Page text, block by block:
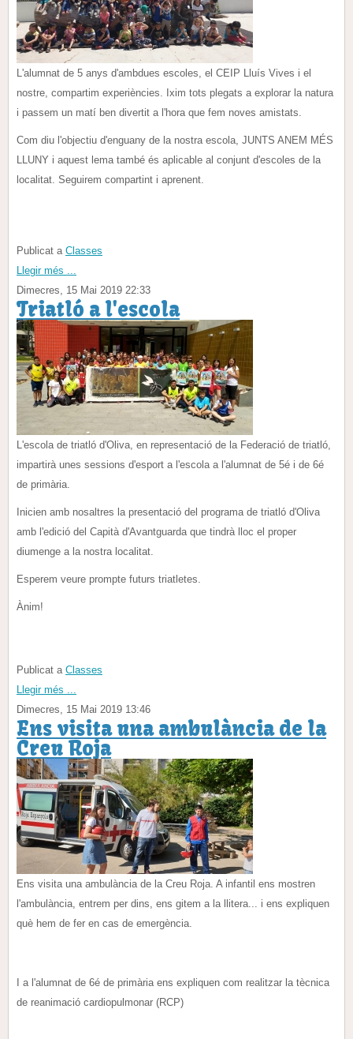
L'alumnat de 5 anys d'ambdues escoles, el CEIP Lluís Vives i el
nostre, compartim experiències. Ixim tots plegats a explorar la natura
i passem un matí ben divertit a l'hora que fem noves amistats.
Com diu l'objectiu d'enguany de la nostra escola, JUNTS ANEM MÉS
LLUNY i aquest lema també és aplicable al conjunt d'escoles de la
localitat. Seguirem compartint i aprenent.
Publicat a Classes
Llegir més ...
Dimecres, 15 Mai 2019 22:33
Triatló a l'escola
L'escola de triatló d'Oliva, en representació de la Federació de triatló,
impartirà unes sessions d'esport a l'escola a l'alumnat de 5é i de 6é
de primària.
Inicien amb nosaltres la presentació del programa de triatló d'Oliva
amb l'edició del Capità d'Avantguarda que tindrà lloc el proper
diumenge a la nostra localitat.
Esperem veure prompte futurs triatletes.
Ànim!
Publicat a Classes
Llegir més ...
Dimecres, 15 Mai 2019 13:46
Ens visita una ambulància de la
Creu Roja
Ens visita una ambulància de la Creu Roja. A infantil ens mostren
l'ambulància, entrem per dins, ens gitem a la llitera... i ens expliquen
què hem de fer en cas de emergència.
I a l'alumnat de 6é de primària ens expliquen com realitzar la tècnica
de reanimació cardiopulmonar (RCP)